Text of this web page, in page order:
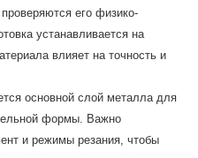
его физико-
устанавливается на
влияет на точность и
основной слой металла для
формы. Важно
и режимы резания, чтобы